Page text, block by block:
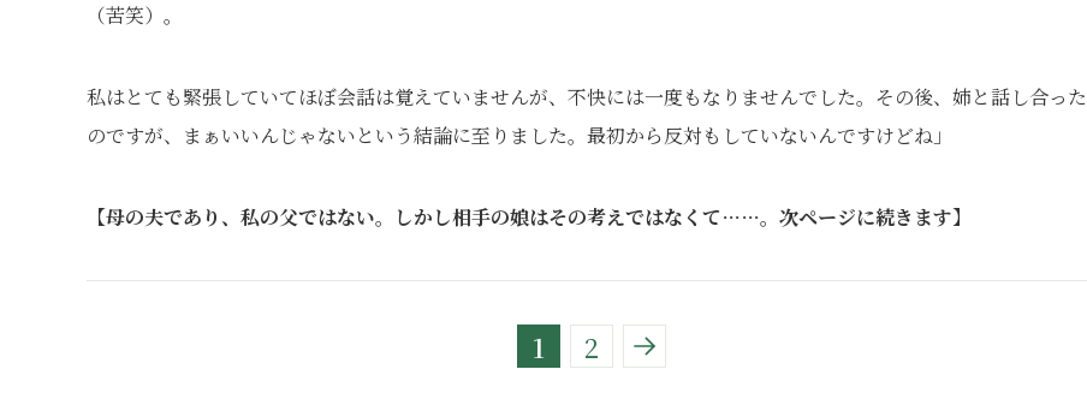
（苦笑）。
私はとても緊張していてほぼ会話は覚えていませんが、不快には一度もなりませんでした。その後、姉と話し合った
のですが、まぁいいんじゃないという結論に至りました。最初から反対もしていないんですけどね」
【母の夫であり、私の父ではない。しかし相手の娘はその考えではなくて……。次ページに続きます】
1 2